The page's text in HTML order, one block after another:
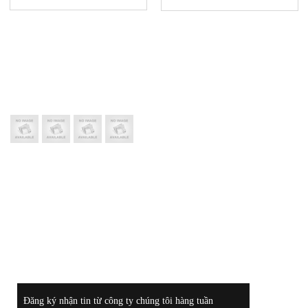
Đăng ký nhận tin từ công ty chúng tôi hàng tuần